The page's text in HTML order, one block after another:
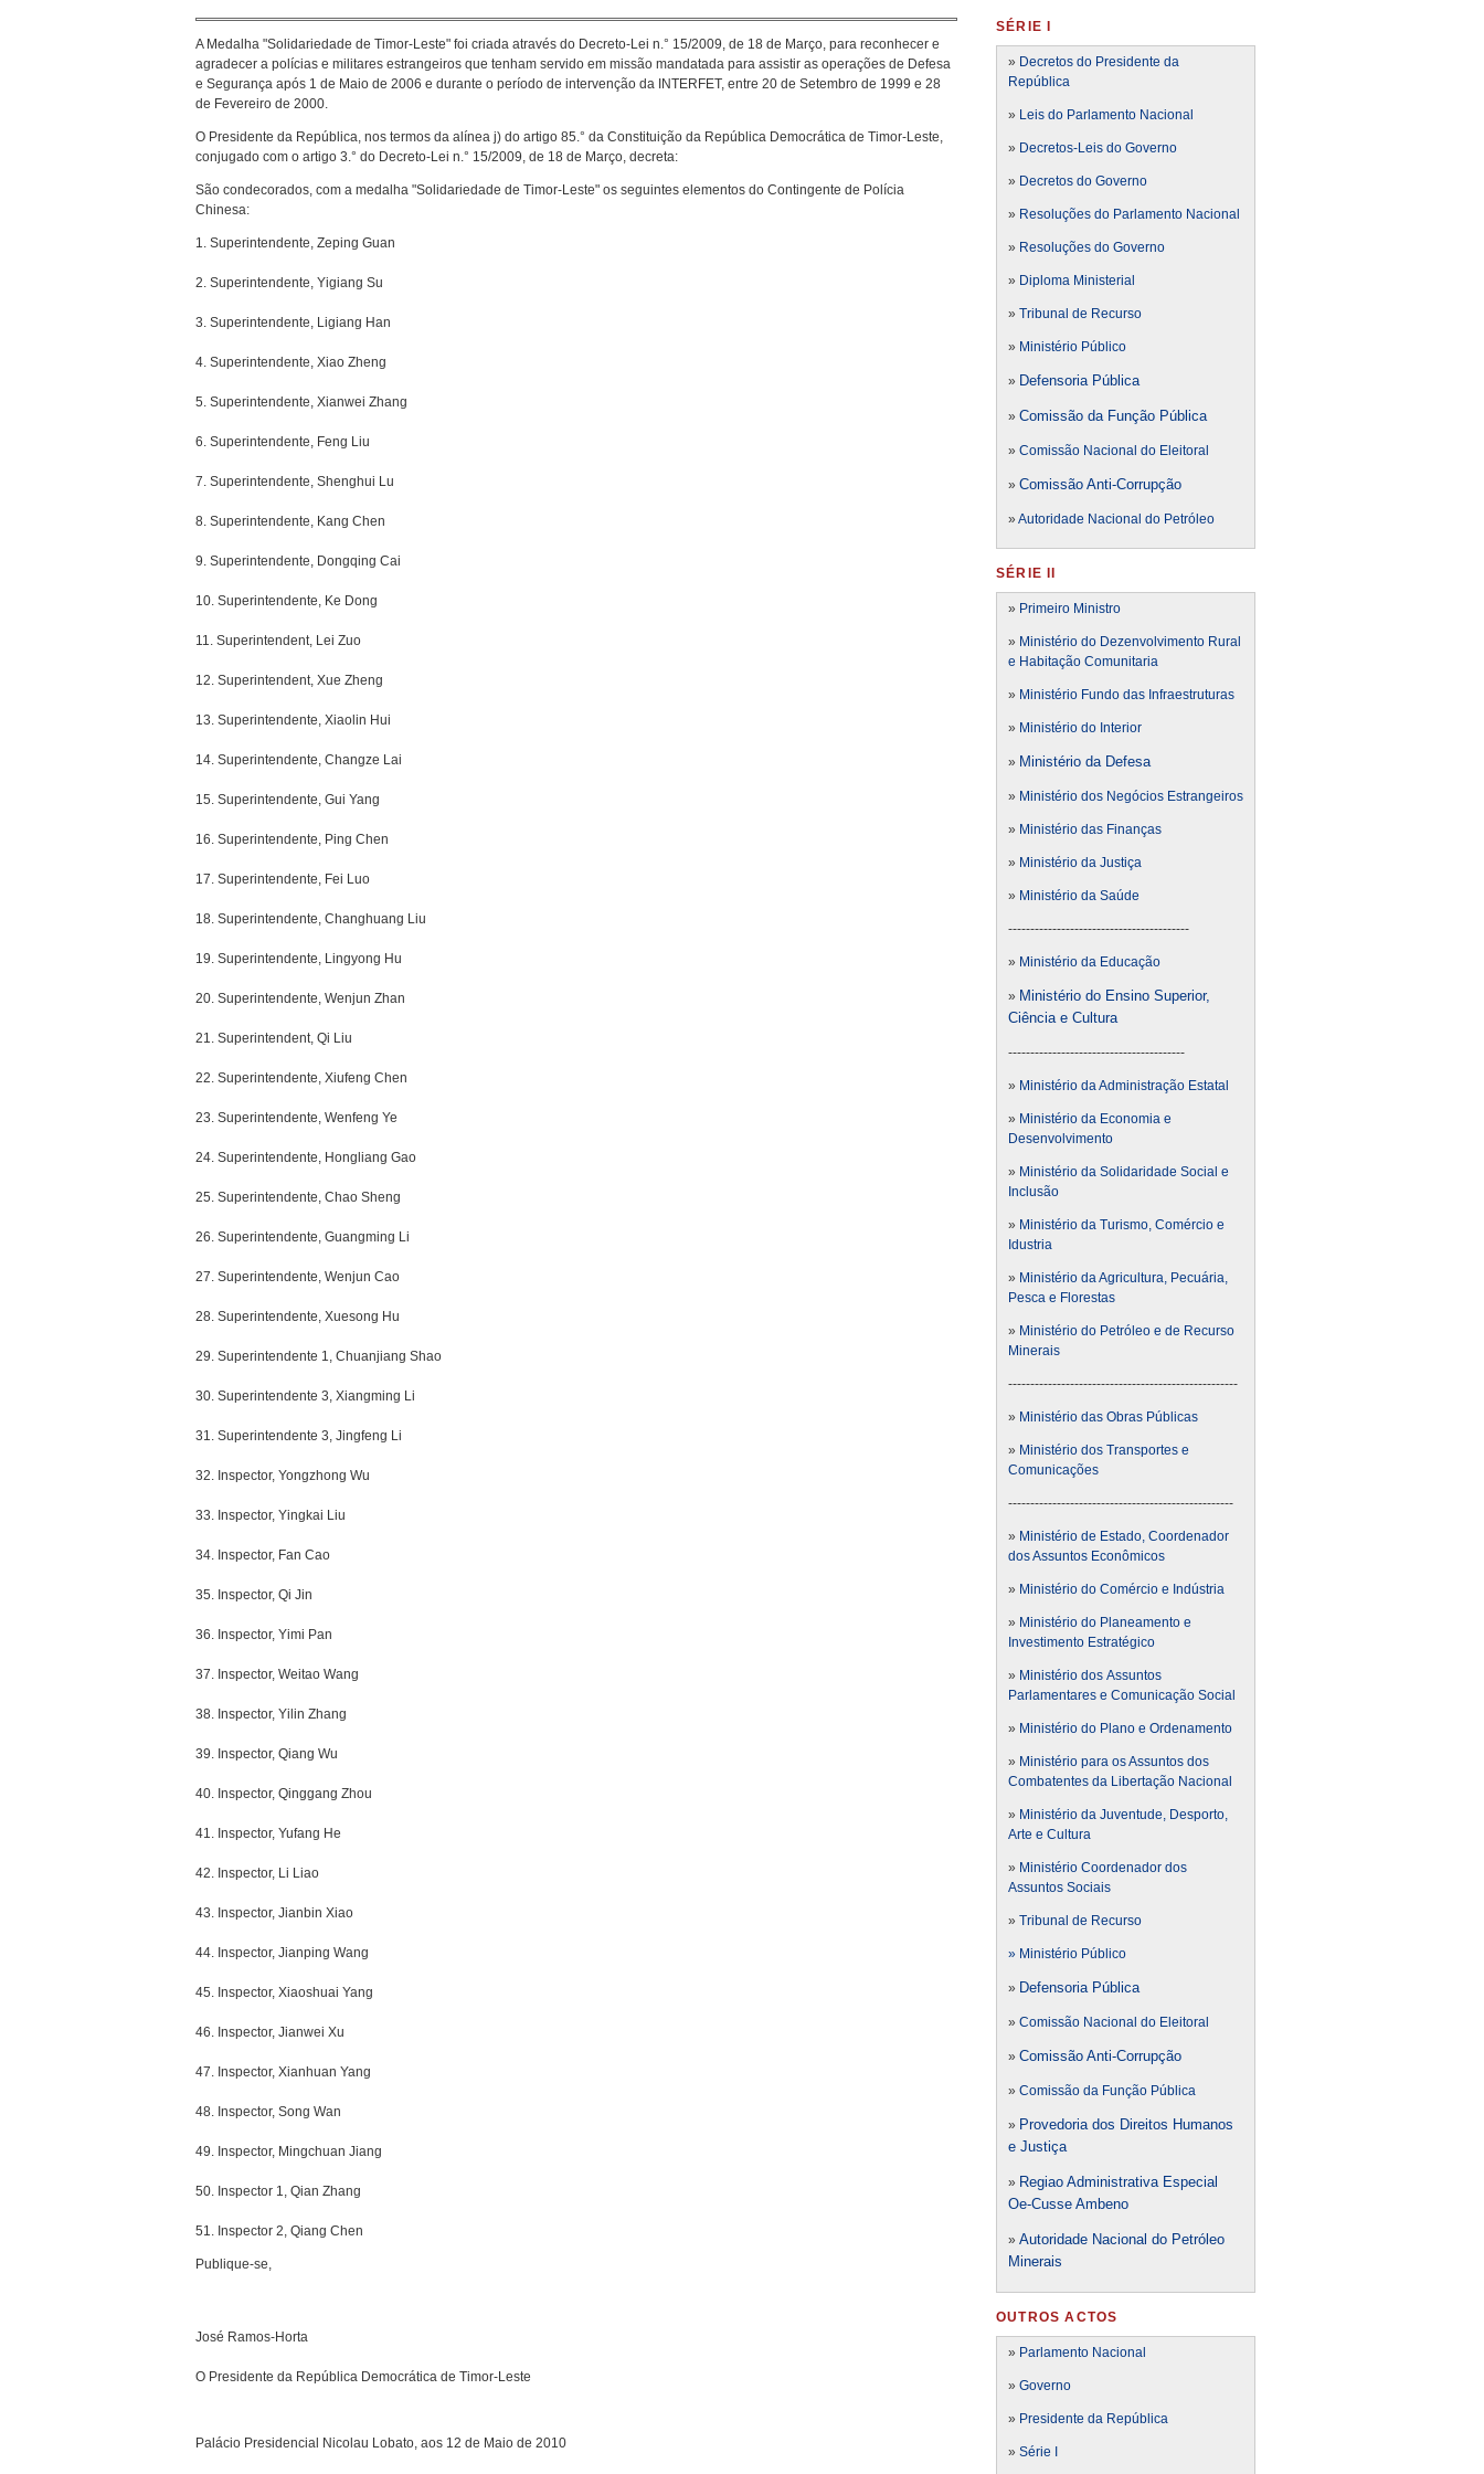
A Medalha "Solidariedade de Timor-Leste" foi criada através do Decreto-Lei n.° 15/2009, de 18 de Março, para reconhecer e
agradecer a polícias e militares estrangeiros que tenham servido em missão mandatada para assistir as operações de Defesa
e Segurança após 1 de Maio de 2006 e durante o período de intervenção da INTERFET, entre 20 de Setembro de 1999 e 28
de Fevereiro de 2000.
O Presidente da República, nos termos da alínea j) do artigo 85.° da Constituição da República Democrática de Timor-Leste,
conjugado com o artigo 3.° do Decreto-Lei n.° 15/2009, de 18 de Março, decreta:
São condecorados, com a medalha "Solidariedade de Timor-Leste" os seguintes elementos do Contingente de Polícia
Chinesa:
1. Superintendente, Zeping Guan
2. Superintendente, Yigiang Su
3. Superintendente, Ligiang Han
4. Superintendente, Xiao Zheng
5. Superintendente, Xianwei Zhang
6. Superintendente, Feng Liu
7. Superintendente, Shenghui Lu
8. Superintendente, Kang Chen
9. Superintendente, Dongqing Cai
10. Superintendente, Ke Dong
11. Superintendent, Lei Zuo
12. Superintendent, Xue Zheng
13. Superintendente, Xiaolin Hui
14. Superintendente, Changze Lai
15. Superintendente, Gui Yang
16. Superintendente, Ping Chen
17. Superintendente, Fei Luo
18. Superintendente, Changhuang Liu
19. Superintendente, Lingyong Hu
20. Superintendente, Wenjun Zhan
21. Superintendent, Qi Liu
22. Superintendente, Xiufeng Chen
23. Superintendente, Wenfeng Ye
24. Superintendente, Hongliang Gao
25. Superintendente, Chao Sheng
26. Superintendente, Guangming Li
27. Superintendente, Wenjun Cao
28. Superintendente, Xuesong Hu
29. Superintendente 1, Chuanjiang Shao
30. Superintendente 3, Xiangming Li
31. Superintendente 3, Jingfeng Li
32. Inspector, Yongzhong Wu
33. Inspector, Yingkai Liu
34. Inspector, Fan Cao
35. Inspector, Qi Jin
36. Inspector, Yimi Pan
37. Inspector, Weitao Wang
38. Inspector, Yilin Zhang
39. Inspector, Qiang Wu
40. Inspector, Qinggang Zhou
41. Inspector, Yufang He
42. Inspector, Li Liao
43. Inspector, Jianbin Xiao
44. Inspector, Jianping Wang
45. Inspector, Xiaoshuai Yang
46. Inspector, Jianwei Xu
47. Inspector, Xianhuan Yang
48. Inspector, Song Wan
49. Inspector, Mingchuan Jiang
50. Inspector 1, Qian Zhang
51. Inspector 2, Qiang Chen
Publique-se,
José Ramos-Horta
O Presidente da República Democrática de Timor-Leste
Palácio Presidencial Nicolau Lobato, aos 12 de Maio de 2010
SÉRIE I
» Decretos do Presidente da
República
» Leis do Parlamento Nacional
» Decretos-Leis do Governo
» Decretos do Governo
» Resoluções do Parlamento Nacional
» Resoluções do Governo
» Diploma Ministerial
» Tribunal de Recurso
» Ministério Público
» Defensoria Pública
» Comissão da Função Pública
» Comissão Nacional do Eleitoral
» Comissão Anti-Corrupção
» Autoridade Nacional do Petróleo
SÉRIE II
» Primeiro Ministro
» Ministério do Dezenvolvimento Rural
e Habitação Comunitaria
» Ministério Fundo das Infraestruturas
» Ministério do Interior
» Ministério da Defesa
» Ministério dos Negócios Estrangeiros
» Ministério das Finanças
» Ministério da Justiça
» Ministério da Saúde
-----------------------------------------
» Ministério da Educação
» Ministério do Ensino Superior,
Ciência e Cultura
----------------------------------------
» Ministério da Administração Estatal
» Ministério da Economia e
Desenvolvimento
» Ministério da Solidaridade Social e
Inclusão
» Ministério da Turismo, Comércio e
Idustria
» Ministério da Agricultura, Pecuária,
Pesca e Florestas
» Ministério do Petróleo e de Recurso
Minerais
----------------------------------------------------
» Ministério das Obras Públicas
» Ministério dos Transportes e
Comunicações
---------------------------------------------------
» Ministério de Estado, Coordenador
dos Assuntos Econômicos
» Ministério do Comércio e Indústria
» Ministério do Planeamento e
Investimento Estratégico
» Ministério dos Assuntos
Parlamentares e Comunicação Social
» Ministério do Plano e Ordenamento
» Ministério para os Assuntos dos
Combatentes da Libertação Nacional
» Ministério da Juventude, Desporto,
Arte e Cultura
» Ministério Coordenador dos
Assuntos Sociais
» Tribunal de Recurso
» Ministério Público
» Defensoria Pública
» Comissão Nacional do Eleitoral
» Comissão Anti-Corrupção
» Comissão da Função Pública
» Provedoria dos Direitos Humanos
e Justiça
» Regiao Administrativa Especial
Oe-Cusse Ambeno
» Autoridade Nacional do Petróleo
Minerais
OUTROS ACTOS
» Parlamento Nacional
» Governo
» Presidente da República
» Série I